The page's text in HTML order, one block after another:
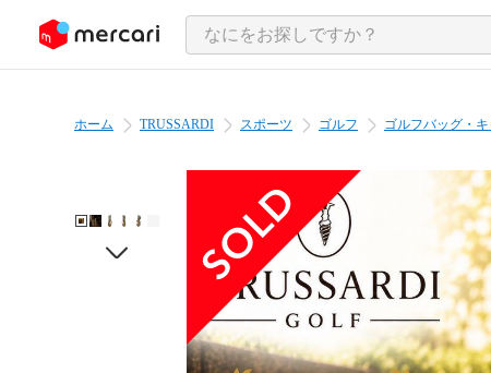
ツにスキップ
ホーム TRUSSARDI スポーツ ゴルフ ゴルフバッグ・